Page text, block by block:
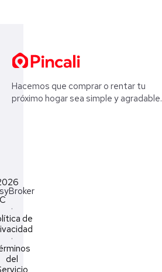
Hacemos que comprar o rentar tu
próximo hogar sea simple y agradable.
·
de
·
del